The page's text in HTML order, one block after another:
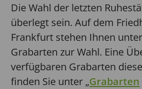
Die Wahl der letzten
überlegt sein. Auf dem
Frankfurt stehen Ihnen
Grabarten zur Wahl. Eine
verfügbaren Grabarten
finden Sie unter „Grabarten